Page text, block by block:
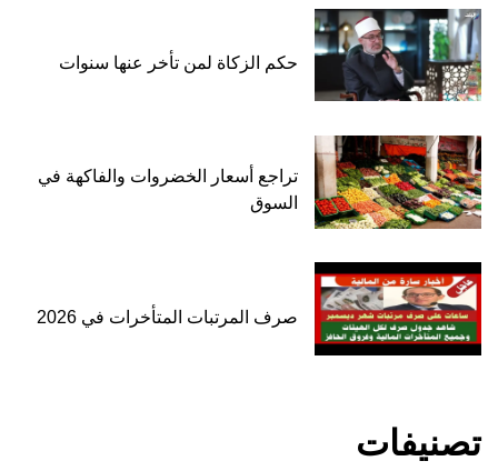
حكم الزكاة لمن تأخر عنها سنوات
تراجع أسعار الخضروات والفاكهة في
السوق
صرف المرتبات المتأخرات في 2026
تصنيفات